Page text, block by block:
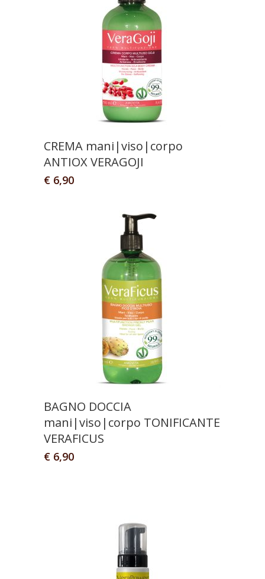
CREMA mani|viso|corpo
ANTIOX VERAGOJI
€ 6,90
BAGNO DOCCIA
mani|viso|corpo TONIFICANTE
VERAFICUS
€ 6,90